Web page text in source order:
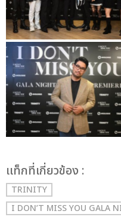
เเท็กที่เกี่ยวข้อง :
TRINITY
I DON’T MISS YOU GALA